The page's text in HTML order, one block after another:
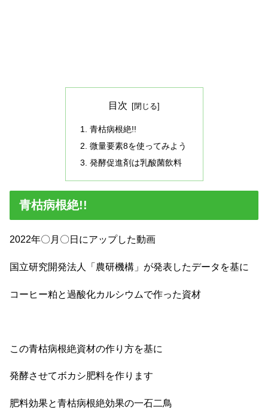
目次
青枯病根絶!!
微量要素8を使ってみよう
発酵促進剤は乳酸菌飲料
青枯病根絶!!
2022年〇月〇日にアップした動画
国立研究開発法人「農研機構」が発表したデータを基に
コーヒー粕と過酸化カルシウムで作った資材
この青枯病根絶資材の作り方を基に
発酵させてボカシ肥料を作ります
肥料効果と青枯病根絶効果の一石二鳥